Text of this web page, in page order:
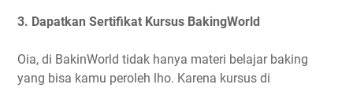
3. Dapatkan Sertifikat Kursus BakingWorld
Oia, di BakinWorld tidak hanya materi belajar baking
yang bisa kamu peroleh lho. Karena kursus di